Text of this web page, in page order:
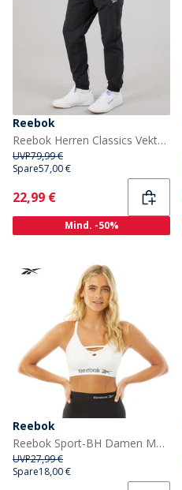
Reebok
Reebok Herren Classics Vektor Gewebte Trainingshose Night Black
UVP79,99 €
Spare57,00 €
Current
22,99 €
Mind. -50%
Reebok
Reebok Sport-BH Damen Maryna Nahtlos Weiß
UVP27,99 €
Spare18,00 €